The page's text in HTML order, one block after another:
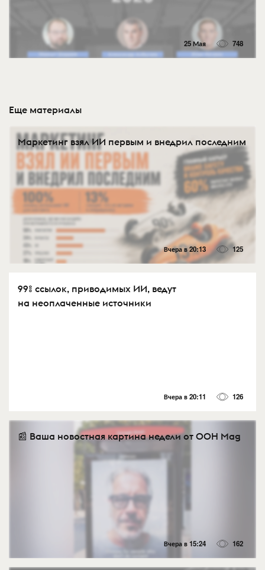
25 Мая 748
Еще материалы
Маркетинг взял ИИ первым и внедрил последним
Вчера в 20:13 125
99% ссылок, приводимых ИИ, ведут
на неоплаченные источники
Вчера в 20:11 126
📰 Ваша новостная картина недели от OOH Mag
Вчера в 15:24 162